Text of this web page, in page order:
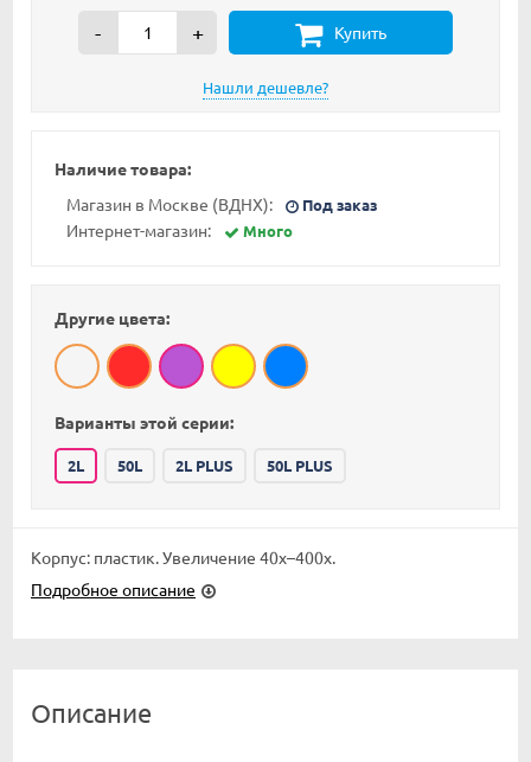
- + Купить
Наличие товара:
Магазин в Москве (ВДНХ):
Под заказ
Интернет-магазин: Много
Другие цвета:
Варианты этой серии:
2L 50L 2L PLUS 50L PLUS
Корпус: пластик. Увеличение 40x–400x.
Подробное описание
Описание